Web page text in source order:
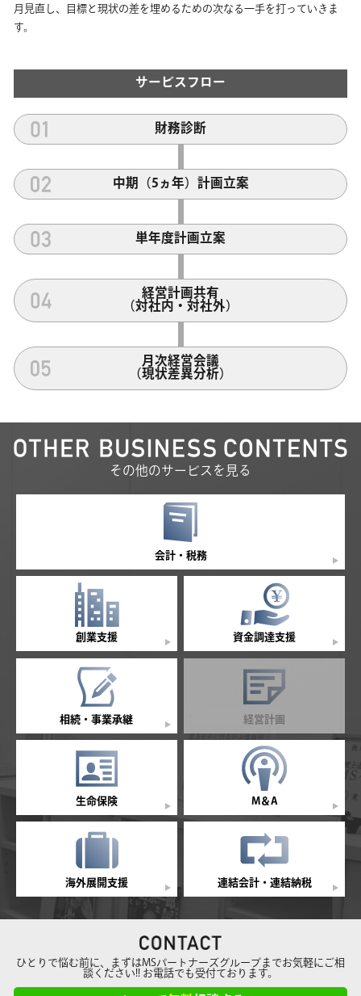
月見直し、目標と現状の差を埋めるための次なる一手を打っていきま
す。
サービスフロー
財務診断
中期（5ヵ年）計画立案
単年度計画立案
経営計画共有
（対社内・対社外）
月次経営会議
（現状差異分析）
その他のサービスを見る
会計・税務
創業支援 資金調達支援
相続・事業承継 経営計画
生命保険 M＆A
海外展開支援 連結会計・連結納税
ひとりで悩む前に、まずはMSパートナーズグループまでお気軽にご相
談ください!! お電話でも受付ております。